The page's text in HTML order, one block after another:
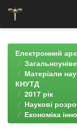
navigationЕлектронний
Матеріали
КНУТД
2017 рік
Наукові
Економіка